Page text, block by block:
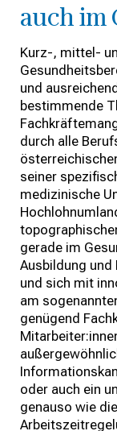
auch im
Kurz-, mittel-
und
bestimmende
durch alle
seiner
medizinische
gerade im
Ausbildung
und sich mit
am
genügend
oder auch ein
genauso wie